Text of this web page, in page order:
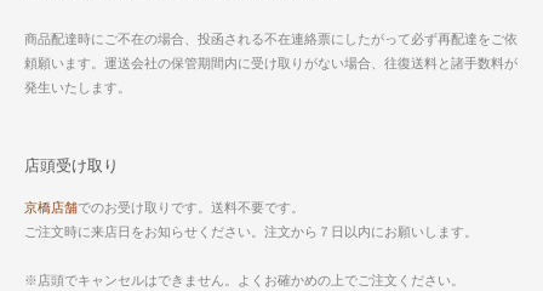
商品配達時にご不在の場合、投函される不在連絡票にしたがって必ず再配達をご依
頼願います。運送会社の保管期間内に受け取りがない場合、往復送料と諸手数料が
発生いたします。
店頭受け取り
京橋店舗でのお受け取りです。送料不要です。
ご注文時に来店日をお知らせください。注文から７日以内にお願いします。
※店頭でキャンセルはできません。よくお確かめの上でご注文ください。